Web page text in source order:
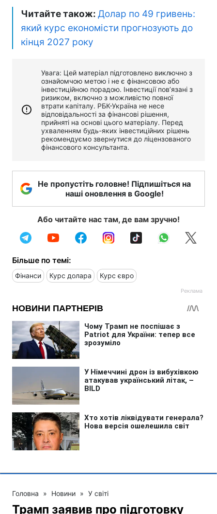
Читайте також: Долар по 49 гривень:
який курс економісти прогнозують до
кінця 2027 року
Увага: Цей матеріал підготовлено виключно з
ознайомчою метою і не є фінансовою або
інвестиційною порадою. Інвестиції пов’язані з
ризиком, включно з можливістю повної
втрати капіталу. РБК-Україна не несе
відповідальності за фінансові рішення,
прийняті на основі цього матеріалу. Перед
ухваленням будь-яких інвестиційних рішень
рекомендуємо звернутися до ліцензованого
фінансового консультанта.
Не пропустіть головне! Підпишіться на
наші оновлення в Google!
Або читайте нас там, де вам зручно!
Більше по темі:
Фінанси Курс долара Курс євро
Головна » Новини » У світі
Трамп заявив про підготовку